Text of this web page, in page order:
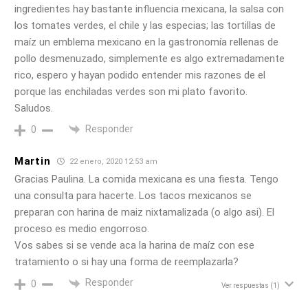
ingredientes hay bastante influencia mexicana, la salsa con
los tomates verdes, el chile y las especias; las tortillas de
maíz un emblema mexicano en la gastronomía rellenas de
pollo desmenuzado, simplemente es algo extremadamente
rico, espero y hayan podido entender mis razones de el
porque las enchiladas verdes son mi plato favorito.
Saludos.
0 Responder
Martin 22 enero, 2020 12:53 am
Gracias Paulina. La comida mexicana es una fiesta. Tengo
una consulta para hacerte. Los tacos mexicanos se
preparan con harina de maiz nixtamalizada (o algo asi). El
proceso es medio engorroso.
Vos sabes si se vende aca la harina de maíz con ese
tratamiento o si hay una forma de reemplazarla?
0 Responder Ver respuestas (1)